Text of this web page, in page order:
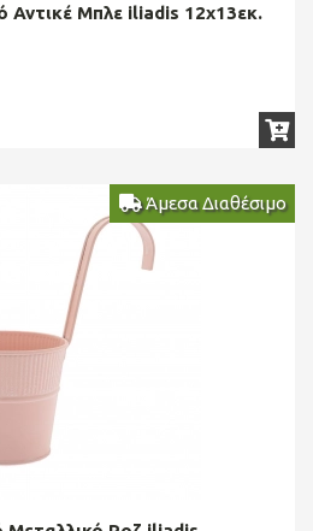
Αντικέ Μπλε iliadis 12x13εκ.
Άμεσα Διαθέσιμο